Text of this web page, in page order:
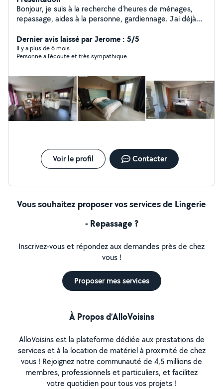
Bonjour, je suis à la recherche d'heures de ménages,
repassage, aides à la personne, gardiennage. J'ai déjà
symphorien, je suis sérieuse, motivée et
consciencieuse.
Dernier avis laissé par Jerome : 5/5
Il y a plus de 6 mois
Personne a l'écoute et très sympathique.
Voir le profil Contacter
Vous souhaitez proposer vos services de Lingerie
- Repassage ?
Inscrivez-vous et répondez aux demandes près de chez
vous !
Proposer mes services
À Propos d’AlloVoisins
AlloVoisins est la plateforme dédiée aux prestations de
services et à la location de matériel à proximité de chez
vous ! Rejoignez notre communauté de 4,5 millions de
membres, professionnels et particuliers, et facilitez
votre quotidien pour tous vos projets !